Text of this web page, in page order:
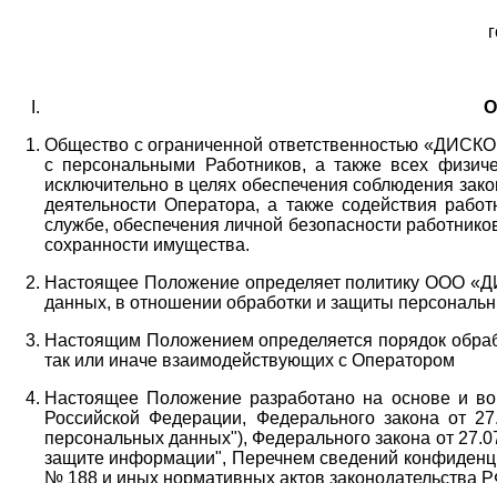
Общество с ограниченной ответственностью
с персональными Работников, а также всех
исключительно в целях обеспечения соблюдения
деятельности Оператора,а также содействия
службе, обеспечения личной безопасности
сохранности имущества.
Настоящее Положение определяет политику ООО
данных, в отношении обработки и защиты
Настоящим Положением определяется порядок
так или иначе взаимодействующих с Оператором
Настоящее Положение разработано на основе и во
Российской Федерации, Федерального закона
персональных данных"), Федерального закона от
защите информации", Перечнем сведений
№ 188 и иных нормативных актов законодательства